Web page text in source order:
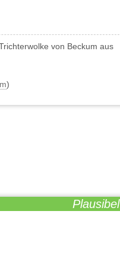
von Beckum aus
)
Plausibel